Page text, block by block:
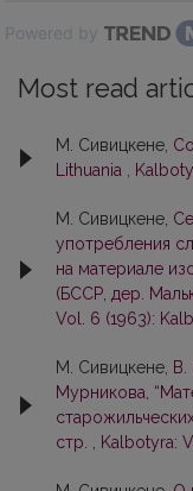
Powered by
Most read
М. Сивицкене,
Lithuania
М. Сивицкене,
употребления
на материале
(БССР, дер.
Vol. 6 (1963):
М. Сивицкене, В.
Мурникова,
стр.
Kalbotyra: